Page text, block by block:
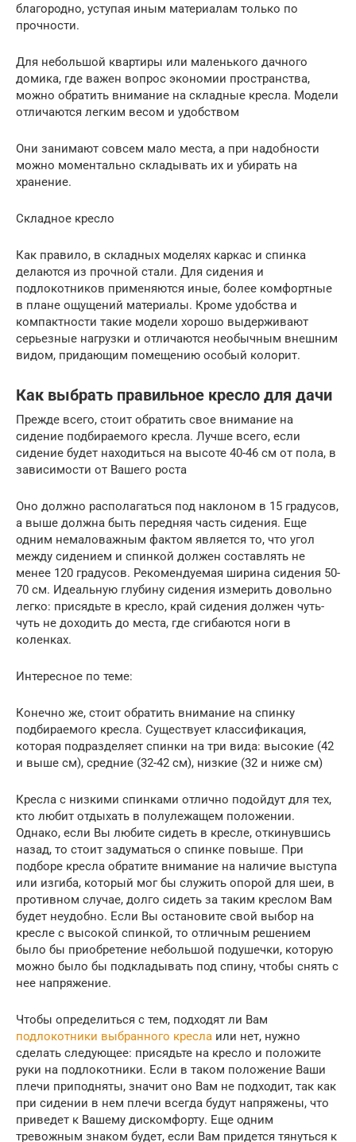
благородно, уступая иным материалам только по
прочности.
Для небольшой квартиры или маленького дачного
домика, где важен вопрос экономии пространства,
можно обратить внимание на складные кресла. Модели
отличаются легким весом и удобством
Они занимают совсем мало места, а при надобности
можно моментально складывать их и убирать на
хранение.
Складное кресло
Как правило, в складных моделях каркас и спинка
делаются из прочной стали. Для сидения и
подлокотников применяются иные, более комфортные
в плане ощущений материалы. Кроме удобства и
компактности такие модели хорошо выдерживают
серьезные нагрузки и отличаются необычным внешним
видом, придающим помещению особый колорит.
Как выбрать правильное кресло для дачи
Прежде всего, стоит обратить свое внимание на
сидение подбираемого кресла. Лучше всего, если
сидение будет находиться на высоте 40-46 см от пола, в
зависимости от Вашего роста
Оно должно располагаться под наклоном в 15 градусов,
а выше должна быть передняя часть сидения. Еще
одним немаловажным фактом является то, что угол
между сидением и спинкой должен составлять не
менее 120 градусов. Рекомендуемая ширина сидения 50-
70 см. Идеальную глубину сидения измерить довольно
легко: присядьте в кресло, край сидения должен чуть-
чуть не доходить до места, где сгибаются ноги в
коленках.
Интересное по теме:
Конечно же, стоит обратить внимание на спинку
подбираемого кресла. Существует классификация,
которая подразделяет спинки на три вида: высокие (42
и выше см), средние (32-42 см), низкие (32 и ниже см)
Кресла с низкими спинками отлично подойдут для тех,
кто любит отдыхать в полулежащем положении.
Однако, если Вы любите сидеть в кресле, откинувшись
назад, то стоит задуматься о спинке повыше. При
подборе кресла обратите внимание на наличие выступа
или изгиба, который мог бы служить опорой для шеи, в
противном случае, долго сидеть за таким креслом Вам
будет неудобно. Если Вы остановите свой выбор на
кресле с высокой спинкой, то отличным решением
было бы приобретение небольшой подушечки, которую
можно было бы подкладывать под спину, чтобы снять с
нее напряжение.
Чтобы определиться с тем, подходят ли Вам
подлокотники выбранного кресла или нет, нужно
сделать следующее: присядьте на кресло и положите
руки на подлокотники. Если в таком положение Ваши
плечи приподняты, значит оно Вам не подходит, так как
при сидении в нем плечи всегда будут напряжены, что
приведет к Вашему дискомфорту. Еще одним
тревожным знаком будет, если Вам придется тянуться к